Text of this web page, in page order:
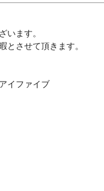
います。
とさせて頂きます。
イファイブ